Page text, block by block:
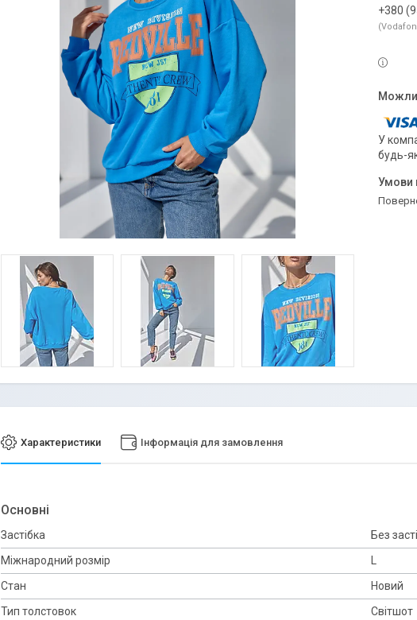
+380
У
будь-
Характеристики Інформація для замовлення
Основні
Застібка
Без
Міжнародний розмір
Стан
Новий
Тип толстовок
Світшот